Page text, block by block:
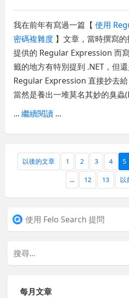
我在前年有寫過一篇【使用
密碼複雜度 】文章，當時撰寫
提供的 Regular Expression 而
籤的地方有特別提到 .NET，但
Regular Expression 直接抄去
當然是養出一堆莫名其妙的臭蟲
...繼續閱讀 ...
以後的文章 1 2 3 4 5
... 12 13 以
每月文章